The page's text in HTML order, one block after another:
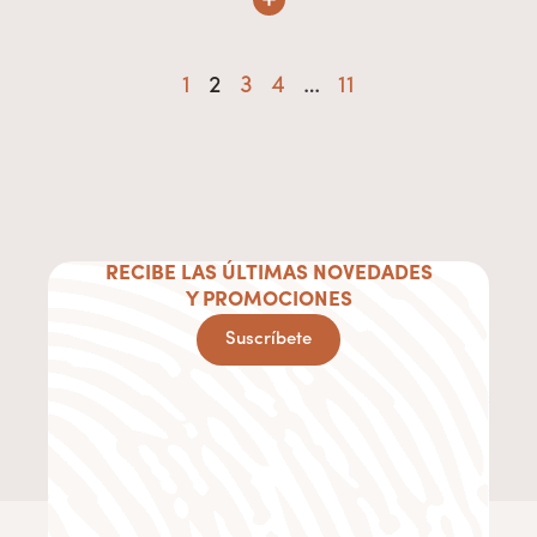
1 2 3 4 … 11
RECIBE LAS ÚLTIMAS NOVEDADES
Y PROMOCIONES
Suscríbete